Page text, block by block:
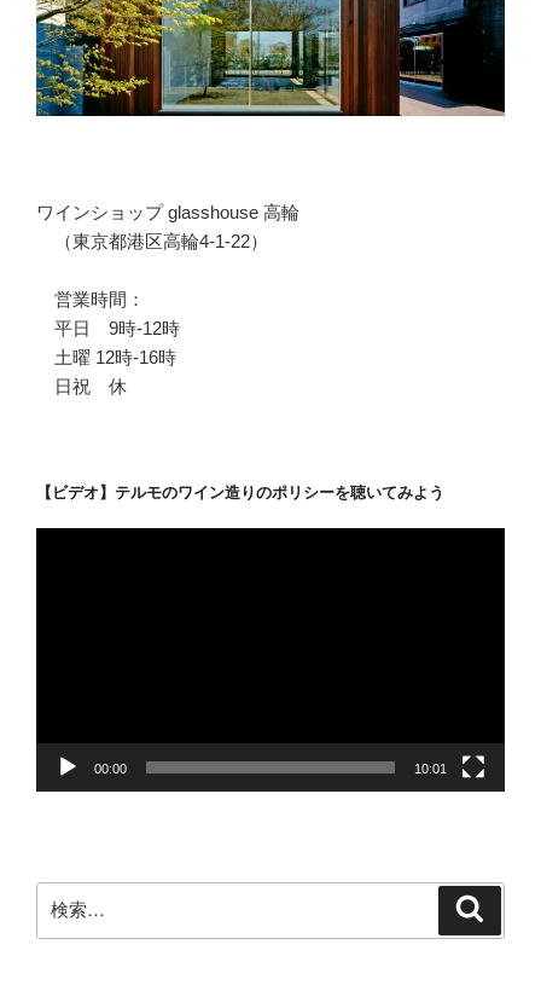
ワインショップ glasshouse 高輪
（東京都港区高輪4-1-22）
営業時間：
平日 9時-12時
土曜 12時-16時
日祝 休
【ビデオ】テルモのワイン造りのポリシーを聴いてみよう
00:00 10:01
索: